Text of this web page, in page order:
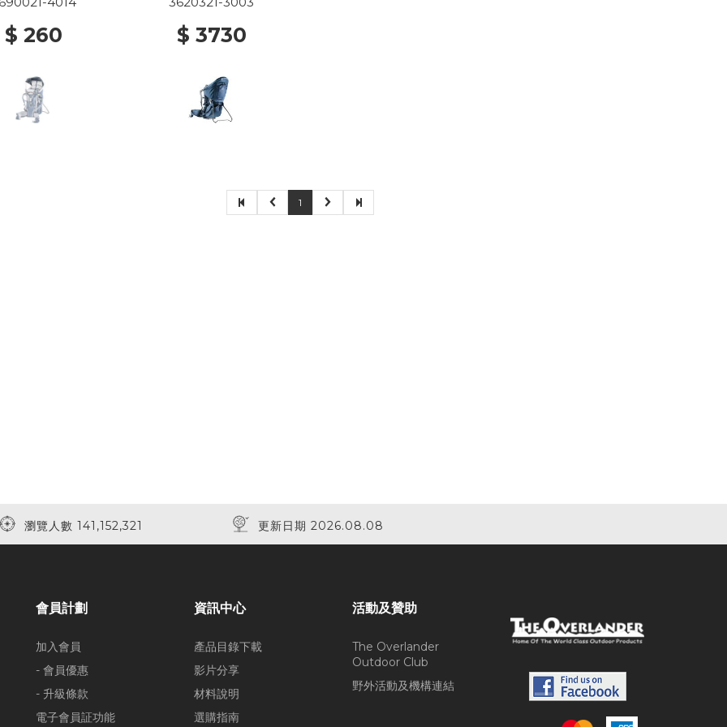
$ 260 $ 3730
1
瀏覽人數 141,152,321 更新日期 2026.08.08
會員計劃
加入會員
- 會員優惠
- 升級條款
電子會員証功能
資訊中心
產品目錄下載
影片分享
材料說明
選購指南
活動及贊助
The Overlander
Outdoor Club
野外活動及機構連結